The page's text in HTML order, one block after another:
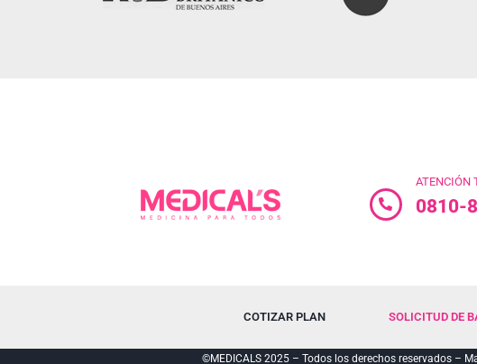
ATENCIÓN
0810-
COTIZAR PLAN SOLICITUD DE
©MEDICALS 2025 – Todos los derechos reservados –